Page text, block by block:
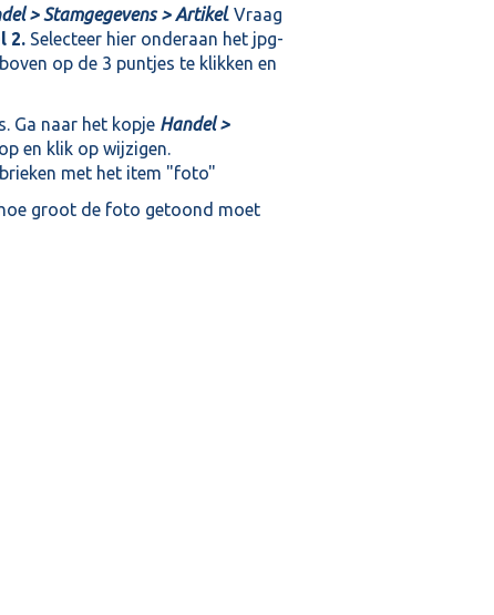
> Stamgegevens > Artikel. Vraag
2. Selecteer hier onderaan het jpg-
op de 3 puntjes te klikken en
Ga naar het kopje Handel >
en klik op wijzigen.
met het item "foto"
groot de foto getoond moet